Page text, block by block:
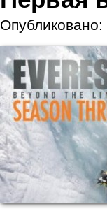
Опубликовано: